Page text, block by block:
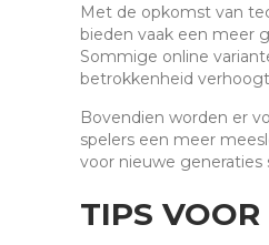
Met de opkomst van
bieden vaak een meer
Sommige online
betrokkenheid
Bovendien worden er
spelers een meer
voor nieuwe generaties
TIPS VOOR